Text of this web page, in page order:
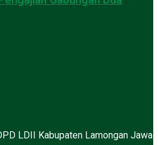
LDII Kabupaten Lamongan Jawa